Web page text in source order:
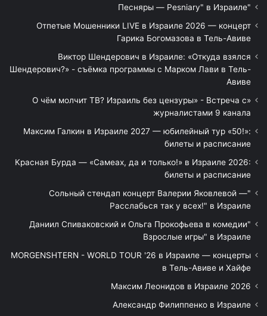
"Песняры — Pesniary" в Израиле
Отпетые Мошенники LIVE в Израиле 2026 — концерт
Гарика Богомазова в Тель-Авиве
Виктор Шендерович в Израиле: «Откуда взялся
Шендерович?» - съёмка программы с Марком Лави в Тель-
Авиве
«О чём молчит ТВ? Израиль без цензуры» - Встреча с
журналистами 9 канала
Максим Галкин в Израиле 2027 — юбилейный тур «50!»:
билеты и расписание
Красная Бурда — «Самеах, да и только!» в Израиле 2026:
билеты и расписание
"Сольный стендап концерт Валерии Яковлевой —
Расслабься так у всех!" в Израиле
"Даниил Спиваковский и Ольга Прокофьева в комедии
Взрослые игры" в Израиле
MORGENSHTERN - WORLD TOUR '26 в Израиле — концерты
в Тель-Авиве и Хайфе
Максим Леонидов в Израиле 2026
Александр Филиппенко в Израиле